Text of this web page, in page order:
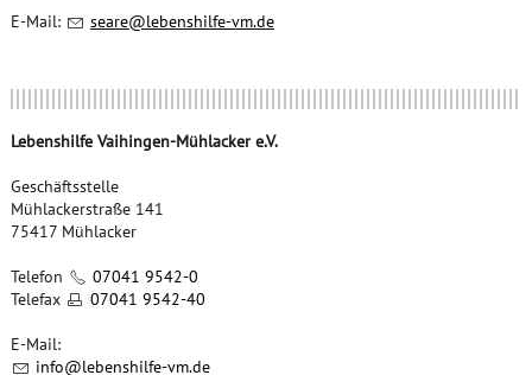
E-Mail: s r l b nsh lf -vmd
Lebenshilfe Vaihingen-Mühlacker e.V.
Geschäftsstelle
Mühlackerstraße 141
75417 Mühlacker
Telefon
07041 9542-0
Telefax
07041 9542-40
E-Mail:
nf
l b nsh lf -vmd